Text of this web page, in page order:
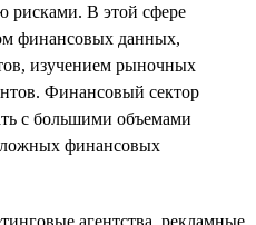
рисками. В этой сфере
финансовых данных,
изучением рыночных
Финансовый сектор
с большими объемами
финансовых
агентства, рекламные